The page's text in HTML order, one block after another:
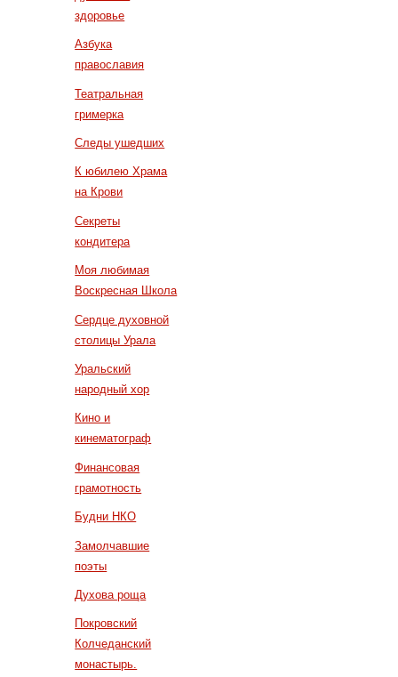
здоровье
Азбука
православия
Театральная
гримерка
Следы ушедших
К юбилею Храма
на Крови
Секреты
кондитера
Моя любимая
Воскресная Школа
Сердце духовной
столицы Урала
Уральский
народный хор
Кино и
кинематограф
Финансовая
грамотность
Будни НКО
Замолчавшие
поэты
Духова роща
Покровский
Колчеданский
монастырь.